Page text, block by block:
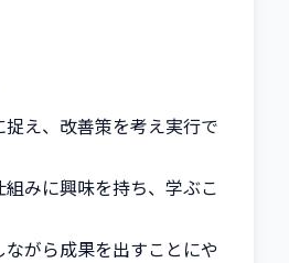
捉え、改善策を考え実行で
組みに興味を持ち、学ぶこ
ながら成果を出すことにや